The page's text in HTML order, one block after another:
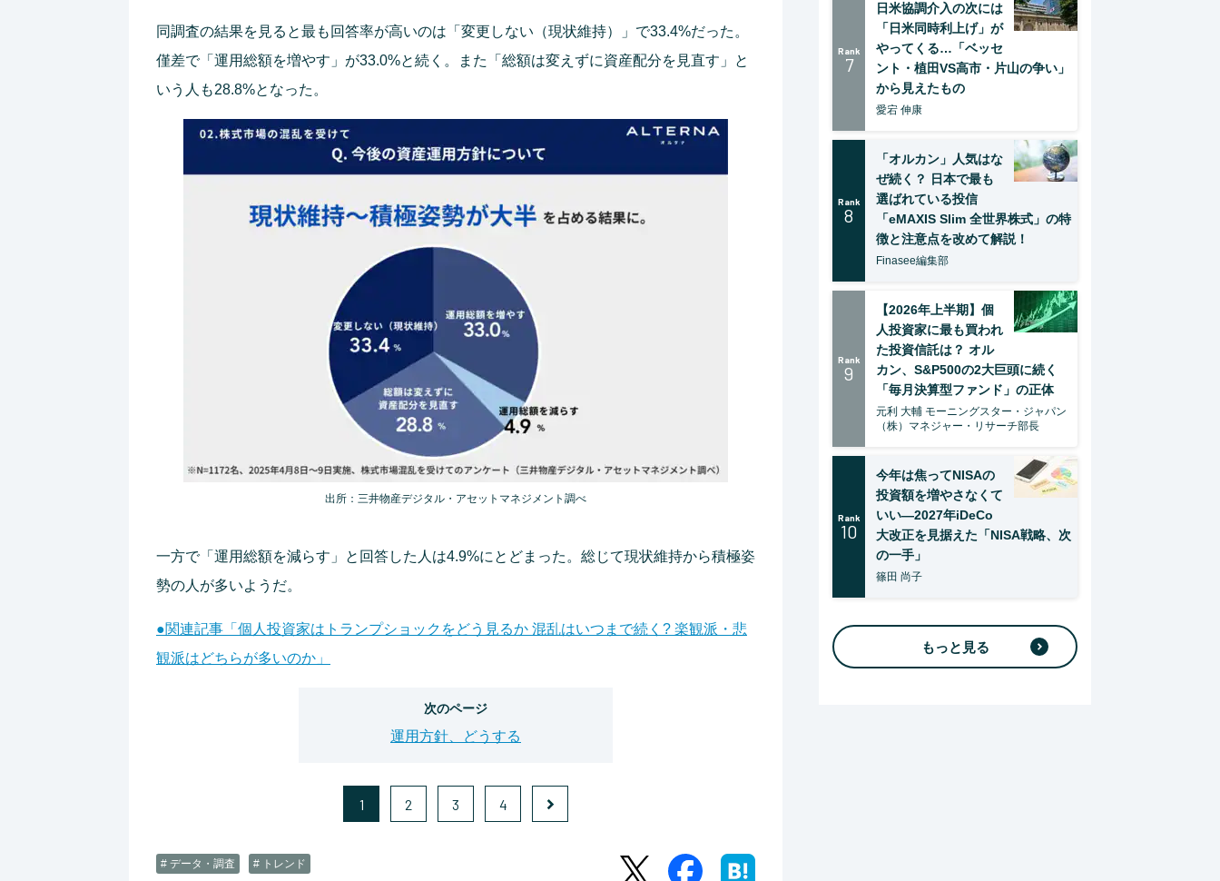
同調査の結果を見ると最も回答率が高いのは「変更しない（現状維持）」で33.4%だった。
僅差で「運用総額を増やす」が33.0%と続く。また「総額は変えずに資産配分を見直す」と
いう人も28.8%となった。
出所：三井物産デジタル・アセットマネジメント調べ
一方で「運用総額を減らす」と回答した人は4.9%にとどまった。総じて現状維持から積極姿
勢の人が多いようだ。
●関連記事「個人投資家はトランプショックをどう見るか 混乱はいつまで続く? 楽観派・悲
観派はどちらが多いのか」
次のページ
運用方針、どうする
1 2 3 4
# データ・調査 # トレンド
Rank
7
日米協調介入の次には
「日米同時利上げ」が
やってくる…「ベッセ
ント・植田VS高市・片山の争い」
から見えたもの
愛宕 伸康
Rank
8
「オルカン」人気はな
ぜ続く？ 日本で最も
選ばれている投信
「eMAXIS Slim 全世界株式」の特
徴と注意点を改めて解説！
Finasee編集部
Rank
9
【2026年上半期】個
人投資家に最も買われ
た投資信託は？ オル
カン、S&P500の2大巨頭に続く
「毎月決算型ファンド」の正体
元利 大輔 モーニングスター・ジャパン
（株）マネジャー・リサーチ部長
Rank
10
今年は焦ってNISAの
投資額を増やさなくて
いい―2027年iDeCo
大改正を見据えた「NISA戦略、次
の一手」
篠田 尚子
もっと見る